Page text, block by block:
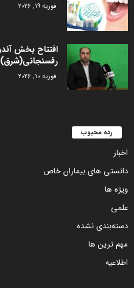
فوریه 19, 2026
افتتاح بخش
رفسنجانی(شرق)
فوریه 10, 2026
رده محبوب
اخبار
دانستی های بیماران خاص
ویژه ها
علمی
دسته‌بندی نشده
مهم ترین ها
اطلاعیه